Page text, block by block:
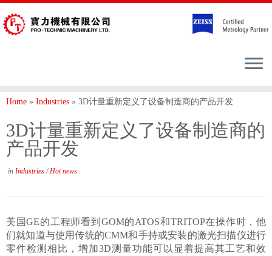
Home » Industries » 3D计量重新定义了设备制造商的产品开发
3D计量重新定义了设备制造商的
产品开发
in Industries/Hot news
美国GE的工程师看到GOM的ATOS和TRITOP在操作时，他
们就知道与使用传统的CMM和手持或安装的激光扫描仪进行
零件检测相比，增加3D测量功能可以显着提高其工艺和效